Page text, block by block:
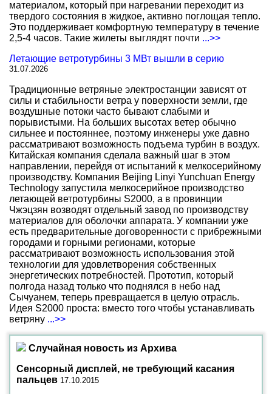
материалом, который при нагревании переходит из
твердого состояния в жидкое, активно поглощая тепло.
Это поддерживает комфортную температуру в течение
2,5-4 часов. Такие жилеты выглядят почти ...>>
Летающие ветротурбины 3 МВт вышли в серию
31.07.2026
Традиционные ветряные электростанции зависят от
силы и стабильности ветра у поверхности земли, где
воздушные потоки часто бывают слабыми и
порывистыми. На больших высотах ветер обычно
сильнее и постояннее, поэтому инженеры уже давно
рассматривают возможность подъема турбин в воздух.
Китайская компания сделала важный шаг в этом
направлении, перейдя от испытаний к мелкосерийному
производству. Компания Beijing Linyi Yunchuan Energy
Technology запустила мелкосерийное производство
летающей ветротурбины S2000, а в провинции
Чжэцзян возводят отдельный завод по производству
материалов для оболочки аппарата. У компании уже
есть предварительные договоренности с прибрежными
городами и горными регионами, которые
рассматривают возможность использования этой
технологии для удовлетворения собственных
энергетических потребностей. Прототип, который
полгода назад только что поднялся в небо над
Сычуанем, теперь превращается в целую отрасль.
Идея S2000 проста: вместо того чтобы устанавливать
ветряну ...>>
Случайная новость из Архива
Сенсорный дисплей, не требующий касания
пальцев 17.10.2015